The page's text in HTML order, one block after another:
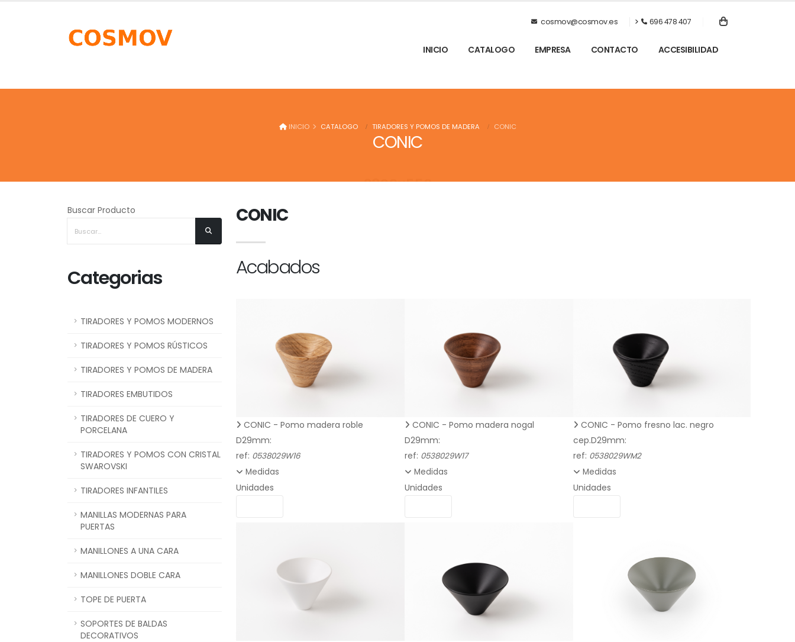
cosmov@cosmov.es 696 478 407
INICIO CATALOGO EMPRESA CONTACTO ACCESIBILIDAD
CONIC
INICIO CATALOGO TIRADORES Y POMOS DE MADERA CONIC
Buscar Producto
Categorias
TIRADORES Y POMOS MODERNOS
TIRADORES Y POMOS RÚSTICOS
TIRADORES Y POMOS DE MADERA
TIRADORES EMBUTIDOS
TIRADORES DE CUERO Y
PORCELANA
TIRADORES Y POMOS CON CRISTAL
SWAROVSKI
TIRADORES INFANTILES
MANILLAS MODERNAS PARA
PUERTAS
MANILLONES A UNA CARA
MANILLONES DOBLE CARA
TOPE DE PUERTA
SOPORTES DE BALDAS
DECORATIVOS
CONIC
Acabados
CONIC - Pomo madera roble
D29mm:
ref: 0538029W16
Medidas
Unidades
CONIC - Pomo madera nogal
D29mm:
ref: 0538029W17
Medidas
Unidades
CONIC - Pomo fresno lac. negro
cep.D29mm:
ref: 0538029WM2
Medidas
Unidades